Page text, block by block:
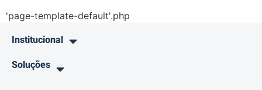
'page-template-default'.php
Institucional
Soluções